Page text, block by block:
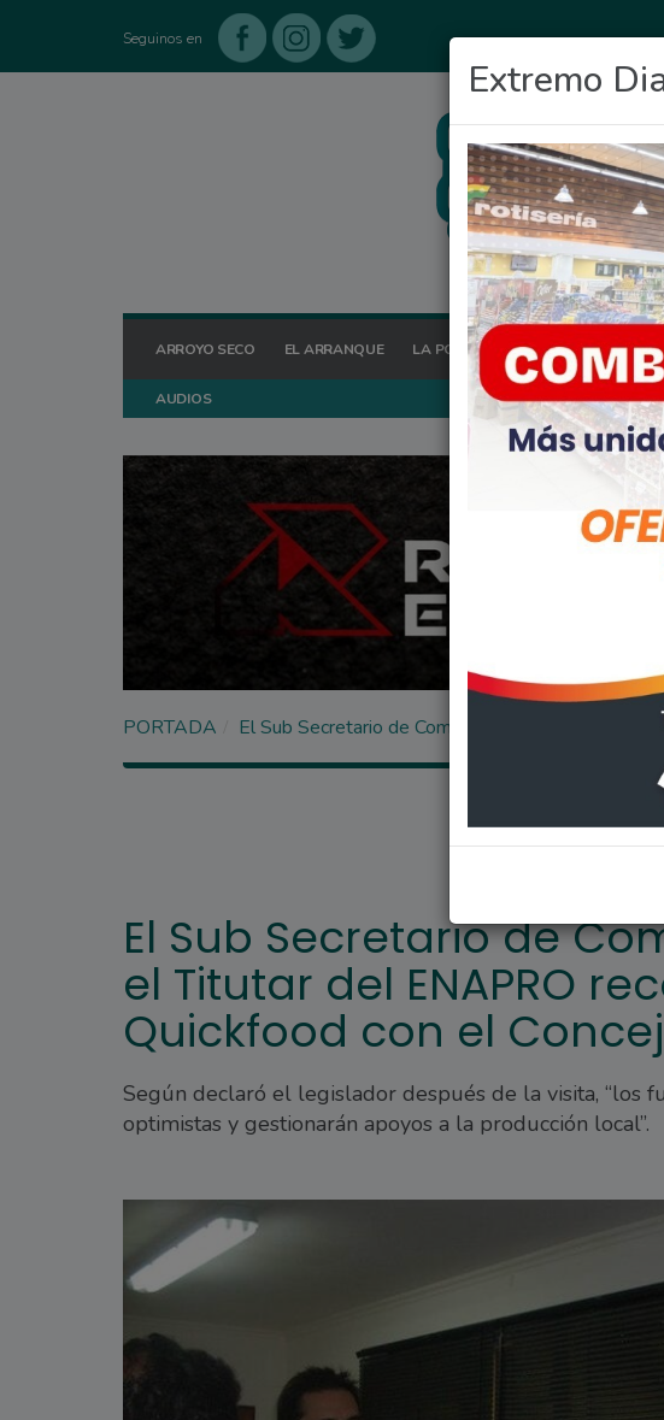
Seguinos en
ARROYO SECO EL ARRANQUE LA POSTA HOY OCIO
AUDIOS
Extremo
PORTADA El Sub Secretario de Comercio Exterior y el
El Sub Secretario de
el Titutar del ENAPRO
Quickfood con el
Según declaró el legislador después de la visita, “los
optimistas y gestionarán apoyos a la producción local”.